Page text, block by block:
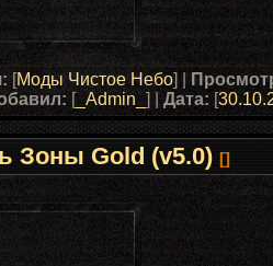
[Моды Чистое Небо] |
[_Admin_ ] | Дата: [
Зоны Gold (v5.0) []